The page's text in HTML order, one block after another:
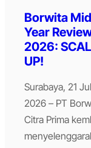
Borwita Mid
Year
2026:
UP!
Surabaya, 21
2026 – PT
Citra Prima